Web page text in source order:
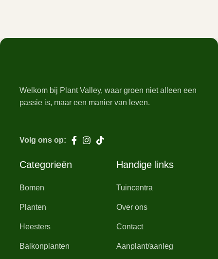
Welkom bij Plant Valley, waar groen niet alleen een
passie is, maar een manier van leven.
Volg ons op:
Categorieën
Bomen
Planten
Heesters
Balkonplanten
Handige links
Tuincentra
Over ons
Contact
Aanplant/aanleg